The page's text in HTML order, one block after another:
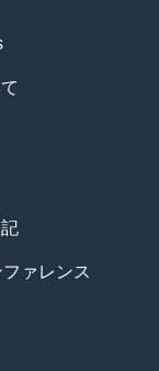
ァレンス